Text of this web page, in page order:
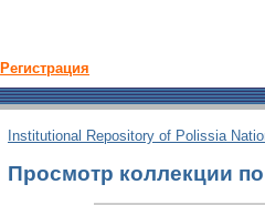
Регистрация
Institutional Repository of Polissia
Просмотр коллекции